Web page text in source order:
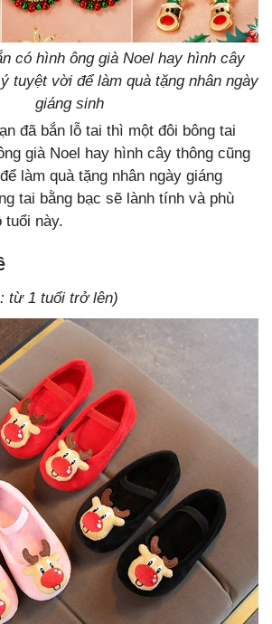
có hình ông già Noel hay hình cây
tuyệt vời để làm quà tặng nhân ngày
giáng sinh
đã bắn lỗ tai thì một đôi bông tai
già Noel hay hình cây thông cũng
làm quà tặng nhân ngày giáng
tai bằng bạc sẽ lành tính và phù
tuổi này.
từ 1 tuổi trở lên)